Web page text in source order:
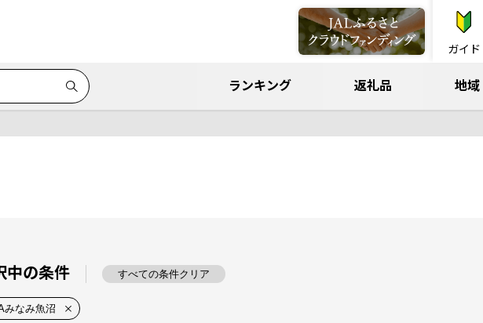
ガイド
ランキング 返礼品 地域
中の条件 すべての条件クリア
みなみ魚沼